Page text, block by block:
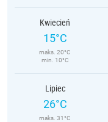
Kwiecień
15°C
maks. 20°C
min. 10°C
Lipiec
26°C
maks. 31°C